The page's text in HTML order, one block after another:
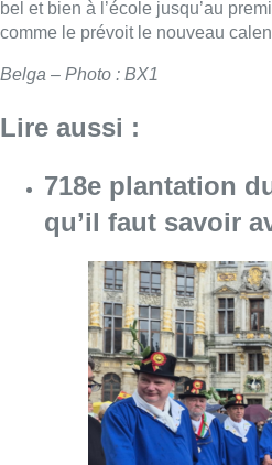
bel et bien à l’école jusqu’au
comme le prévoit le nouveau
Belga – Photo : BX1
Lire aussi :
718e plantation
qu’il faut savoir